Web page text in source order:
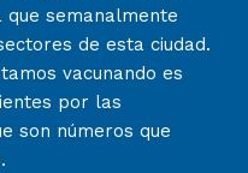
semanalmente
de esta ciudad.
vacunando es
por las
son números que